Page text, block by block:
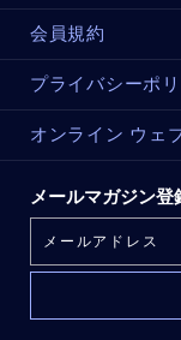
会員規約
プライバシーポ
オンライン ウェ
メールマガジン登